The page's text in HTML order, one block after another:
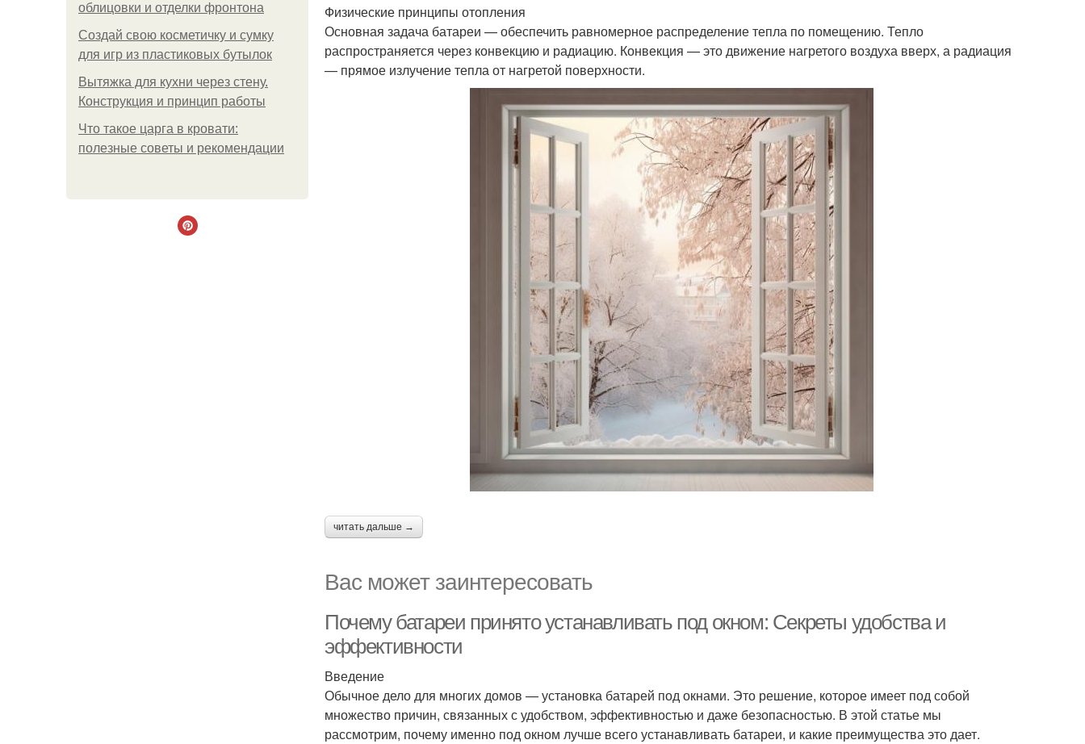
облицовки и отделки фронтона
Создай свою косметичку и сумку
для игр из пластиковых бутылок
Вытяжка для кухни через стену.
Конструкция и принцип работы
Что такое царга в кровати:
полезные советы и рекомендации
Физические принципы отопления
Основная задача батареи — обеспечить равномерное распределение тепла по помещению. Тепло
распространяется через конвекцию и радиацию. Конвекция — это движение нагретого воздуха вверх, а радиация
— прямое излучение тепла от нагретой поверхности.
читать дальше →
Вас может заинтересовать
Почему батареи принято устанавливать под окном: Секреты удобства и
эффективности
Введение
Обычное дело для многих домов — установка батарей под окнами. Это решение, которое имеет под собой
множество причин, связанных с удобством, эффективностью и даже безопасностью. В этой статье мы
рассмотрим, почему именно под окном лучше всего устанавливать батареи, и какие преимущества это дает.